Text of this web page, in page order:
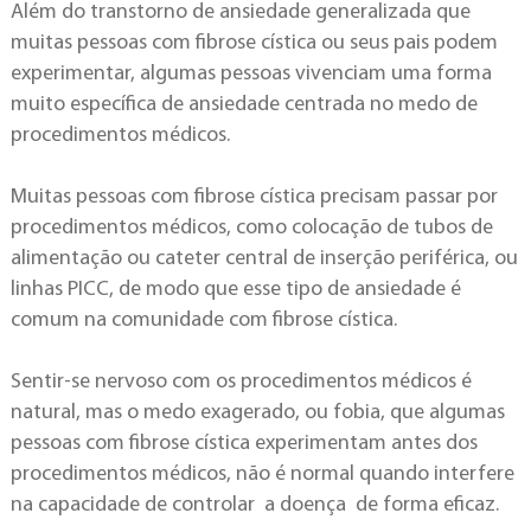
Além do transtorno de ansiedade generalizada que
muitas pessoas com fibrose cística ou seus pais podem
experimentar, algumas pessoas vivenciam uma forma
muito específica de ansiedade centrada no medo de
procedimentos médicos.
Muitas pessoas com fibrose cística precisam passar por
procedimentos médicos, como colocação de tubos de
alimentação ou cateter central de inserção periférica, ou
linhas PICC, de modo que esse tipo de ansiedade é
comum na comunidade com fibrose cística.
Sentir-se nervoso com os procedimentos médicos é
natural, mas o medo exagerado, ou fobia, que algumas
pessoas com fibrose cística experimentam antes dos
procedimentos médicos, não é normal quando interfere
na capacidade de controlar a doença de forma eficaz.